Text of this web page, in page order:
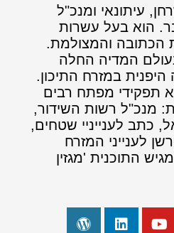
עיתונאי ומנכ"ל
הוא בעל עשרות
הכתובה והמצולמת.
המדיה החלה
היפנית במזרח התיכון.
תפקידי מפתח רבים
מנכ"ל רשות השידור,
כתב לענייניי שטחים,
לענייני המזרח
התוכנית 'מגזין